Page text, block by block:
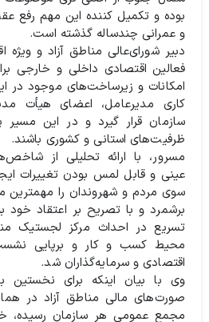
بوده و تکمیل کننده این مهم رفع
و عمرانی چندساله گذشته است.
دبیر شورای‌عالی مناطق آزاد و
فعالین اقتصادی داخلی و خارجی
امکانات و زیرساخت‌های موجود در
کاری مدیرعامل، اعضای هیأت
سازمان قرار گیرد و در این مسیر
ظرفیت‌های استانی و کشوری باشند.
مسرور، با ارائه تحلیلی از
عینی و قابل لمس بودن تغییرات
سوی مردم و شهروندان را مهمترین
برشمرد و با تصریح بر اعتقاد خود
تسریع در احداث مرکز لجستیک
محیط کسب و کار و برپایی
اقتصادی و سرمایه‌گذاران شد.
وی با بیان اینکه برای
صورت‌های مالی مناطق آزاد در
مجمع عمومی هر سازمان رسیده،